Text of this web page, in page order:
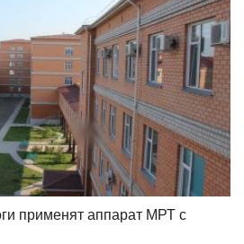
применят аппарат МРТ с